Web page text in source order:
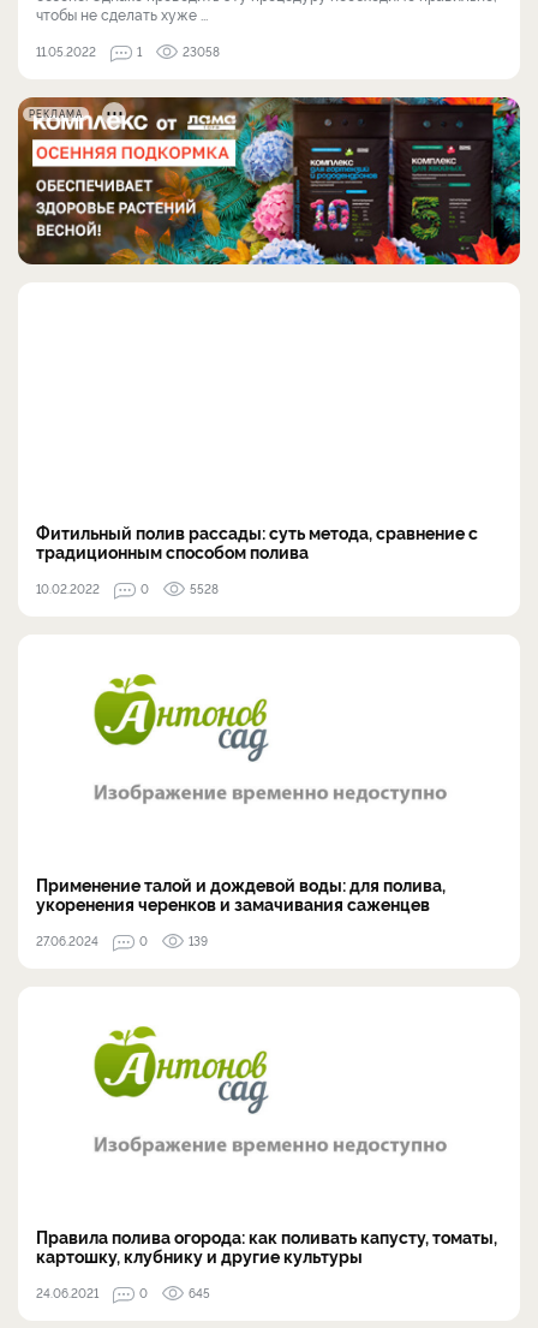
чтобы не сделать хуже ...
11.05.2022 1 23058
РЕКЛАМА
Фитильный полив рассады: суть метода, сравнение с
традиционным способом полива
10.02.2022 0 5528
Применение талой и дождевой воды: для полива,
укоренения черенков и замачивания саженцев
27.06.2024 0 139
Правила полива огорода: как поливать капусту, томаты,
картошку, клубнику и другие культуры
24.06.2021 0 645